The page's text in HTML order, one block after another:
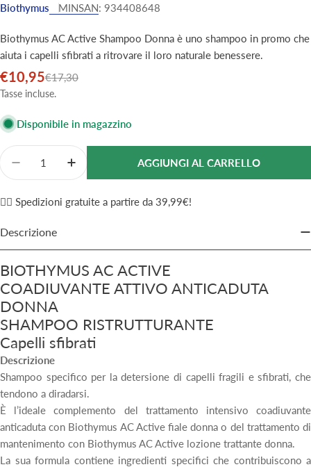
Biothymus MINSAN: 934408648
Biothymus AC Active Shampoo Donna è uno shampoo in promo che
aiuta i capelli sfibrati a ritrovare il loro naturale benessere.
Prezzo
di
vendita
€10,95
Prezzo
normale
€17,30
Tasse incluse.
Disponibile in magazzino
Quantità
Diminuisci La Quantità Per Biothymus AC Active
Aumenta La Quantità Per Biothymus AC
AGGIUNGI AL CARRELLO
✌🏼 Spedizioni gratuite a partire da 39,99€!
Descrizione
BIOTHYMUS AC ACTIVE
COADIUVANTE ATTIVO ANTICADUTA
DONNA
SHAMPOO RISTRUTTURANTE
Capelli sfibrati
Descrizione
Shampoo specifico per la detersione di capelli fragili e sfibrati, che
tendono a diradarsi.
È l’ideale complemento del trattamento intensivo coadiuvante
anticaduta con Biothymus AC Active fiale donna o del trattamento di
mantenimento con Biothymus AC Active lozione trattante donna.
La sua formula contiene ingredienti specifici che contribuiscono a